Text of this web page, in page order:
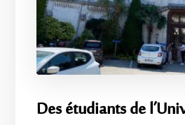
Des étudiants de